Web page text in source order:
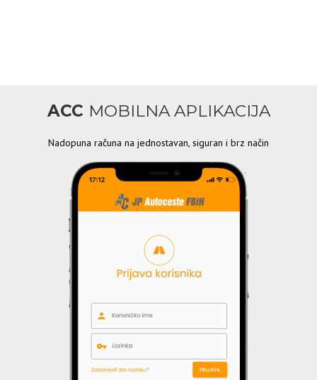
ACC MOBILNA APLIKACIJA
Nadopuna računa na jednostavan, siguran i brz način